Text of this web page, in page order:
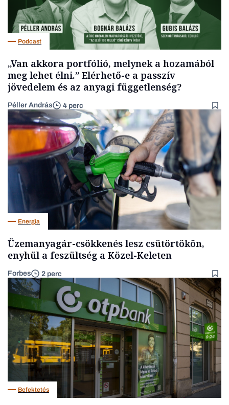
Podcast
„Van akkora portfólió, melynek a hozamából
meg lehet élni.” Elérhető-e a passzív
jövedelem és az anyagi függetlenség?
Péller András 4 perc
Energia
Üzemanyagár-csökkenés lesz csütörtökön,
enyhül a feszültség a Közel-Keleten
Forbes 2 perc
Befektetés